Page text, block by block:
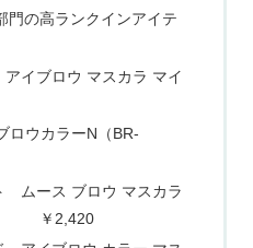
門の高ランクインアイテ
イブロウ マスカラ マイ
ウカラーN（BR-
ムース ブロウ マスカラ
） ￥2,420